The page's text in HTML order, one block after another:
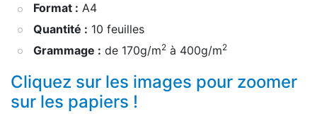
Format : A4
Quantité : 10 feuilles
Grammage : de 170g/m2 à 400g/m2
Cliquez sur les images pour zoomer
sur les papiers !